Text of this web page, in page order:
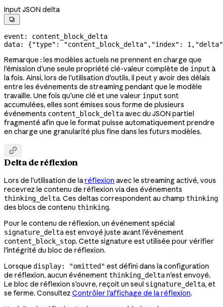
Input JSON delta

event: content_block_delta
data: {"type" : "content_block_delta" , "index" : 1 , "delta"
Remarque : les modèles actuels ne prennent en charge que
l'émission d'une seule propriété clé-valeur complète de input à
la fois. Ainsi, lors de l'utilisation d'outils, il peut y avoir des délais
entre les événements de streaming pendant que le modèle
travaille. Une fois qu'une clé et une valeur input sont
accumulées, elles sont émises sous forme de plusieurs
événements content_block_deltaavec du JSON partiel
fragmenté afin que le format puisse automatiquement prendre
en charge une granularité plus fine dans les futurs modèles.

Delta de réflexion
Lors de l'utilisation de laréflexion avec le streaming activé, vous
recevrez le contenu de réflexion via des événements
thinking_delta. Ces deltas correspondent au champ thinking
des blocs de contenu thinking.
Pour le contenu de réflexion, un événement spécial
signature_deltaest envoyé juste avant l'événement
content_block_stop. Cette signature est utilisée pour vérifier
l'intégrité du bloc de réflexion.
Lorsque display: "omitted" est défini dans la configuration
de réflexion, aucun événementthinking_deltan'est envoyé.
Le bloc de réflexion s'ouvre, reçoit un seul signature_delta, et
se ferme. Consultez Contrôler l'affichage de la réflexion.